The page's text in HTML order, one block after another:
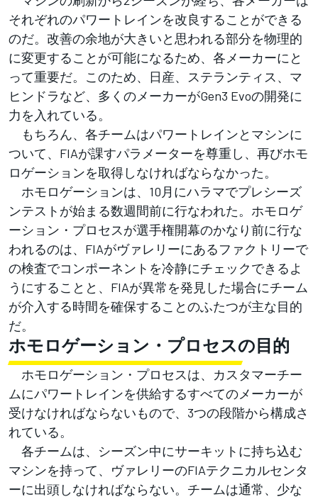
それぞれのパワートレインを改良することができる
のだ。改善の余地が大きいと思われる部分を物理的
に変更することが可能になるため、各メーカーにと
って重要だ。このため、日産、ステランティス、マ
ヒンドラなど、多くのメーカーがGen3 Evoの開発に
力を入れている。
もちろん、各チームはパワートレインとマシンに
ついて、FIAが課すパラメーターを尊重し、再びホモ
ロゲーションを取得しなければならなかった。
ホモロゲーションは、10月にハラマでプレシーズ
ンテストが始まる数週間前に行なわれた。ホモロゲ
ーション・プロセスが選手権開幕のかなり前に行な
われるのは、FIAがヴァレリーにあるファクトリーで
の検査でコンポーネントを冷静にチェックできるよ
うにすることと、FIAが異常を発見した場合にチーム
が介入する時間を確保することのふたつが主な目的
だ。
ホモロゲーション・プロセスの目的
ホモロゲーション・プロセスは、カスタマーチー
ムにパワートレインを供給するすべてのメーカーが
受けなければならないもので、3つの段階から構成さ
れている。
各チームは、シーズン中にサーキットに持ち込む
マシンを持って、ヴァレリーのFIAテクニカルセンタ
ーに出頭しなければならない。チームは通常、少な